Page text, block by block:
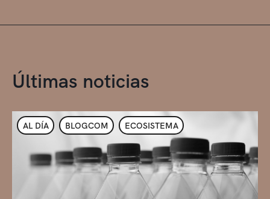
Últimas noticias
AL DÍA BLOGCOM ECOSISTEMA